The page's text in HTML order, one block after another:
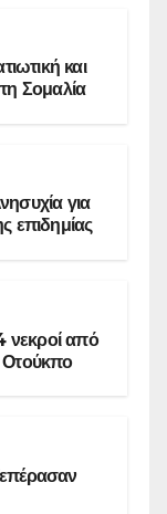
και
Σομαλία
για
επιδημίας
νεκροί από
Οτούκπο